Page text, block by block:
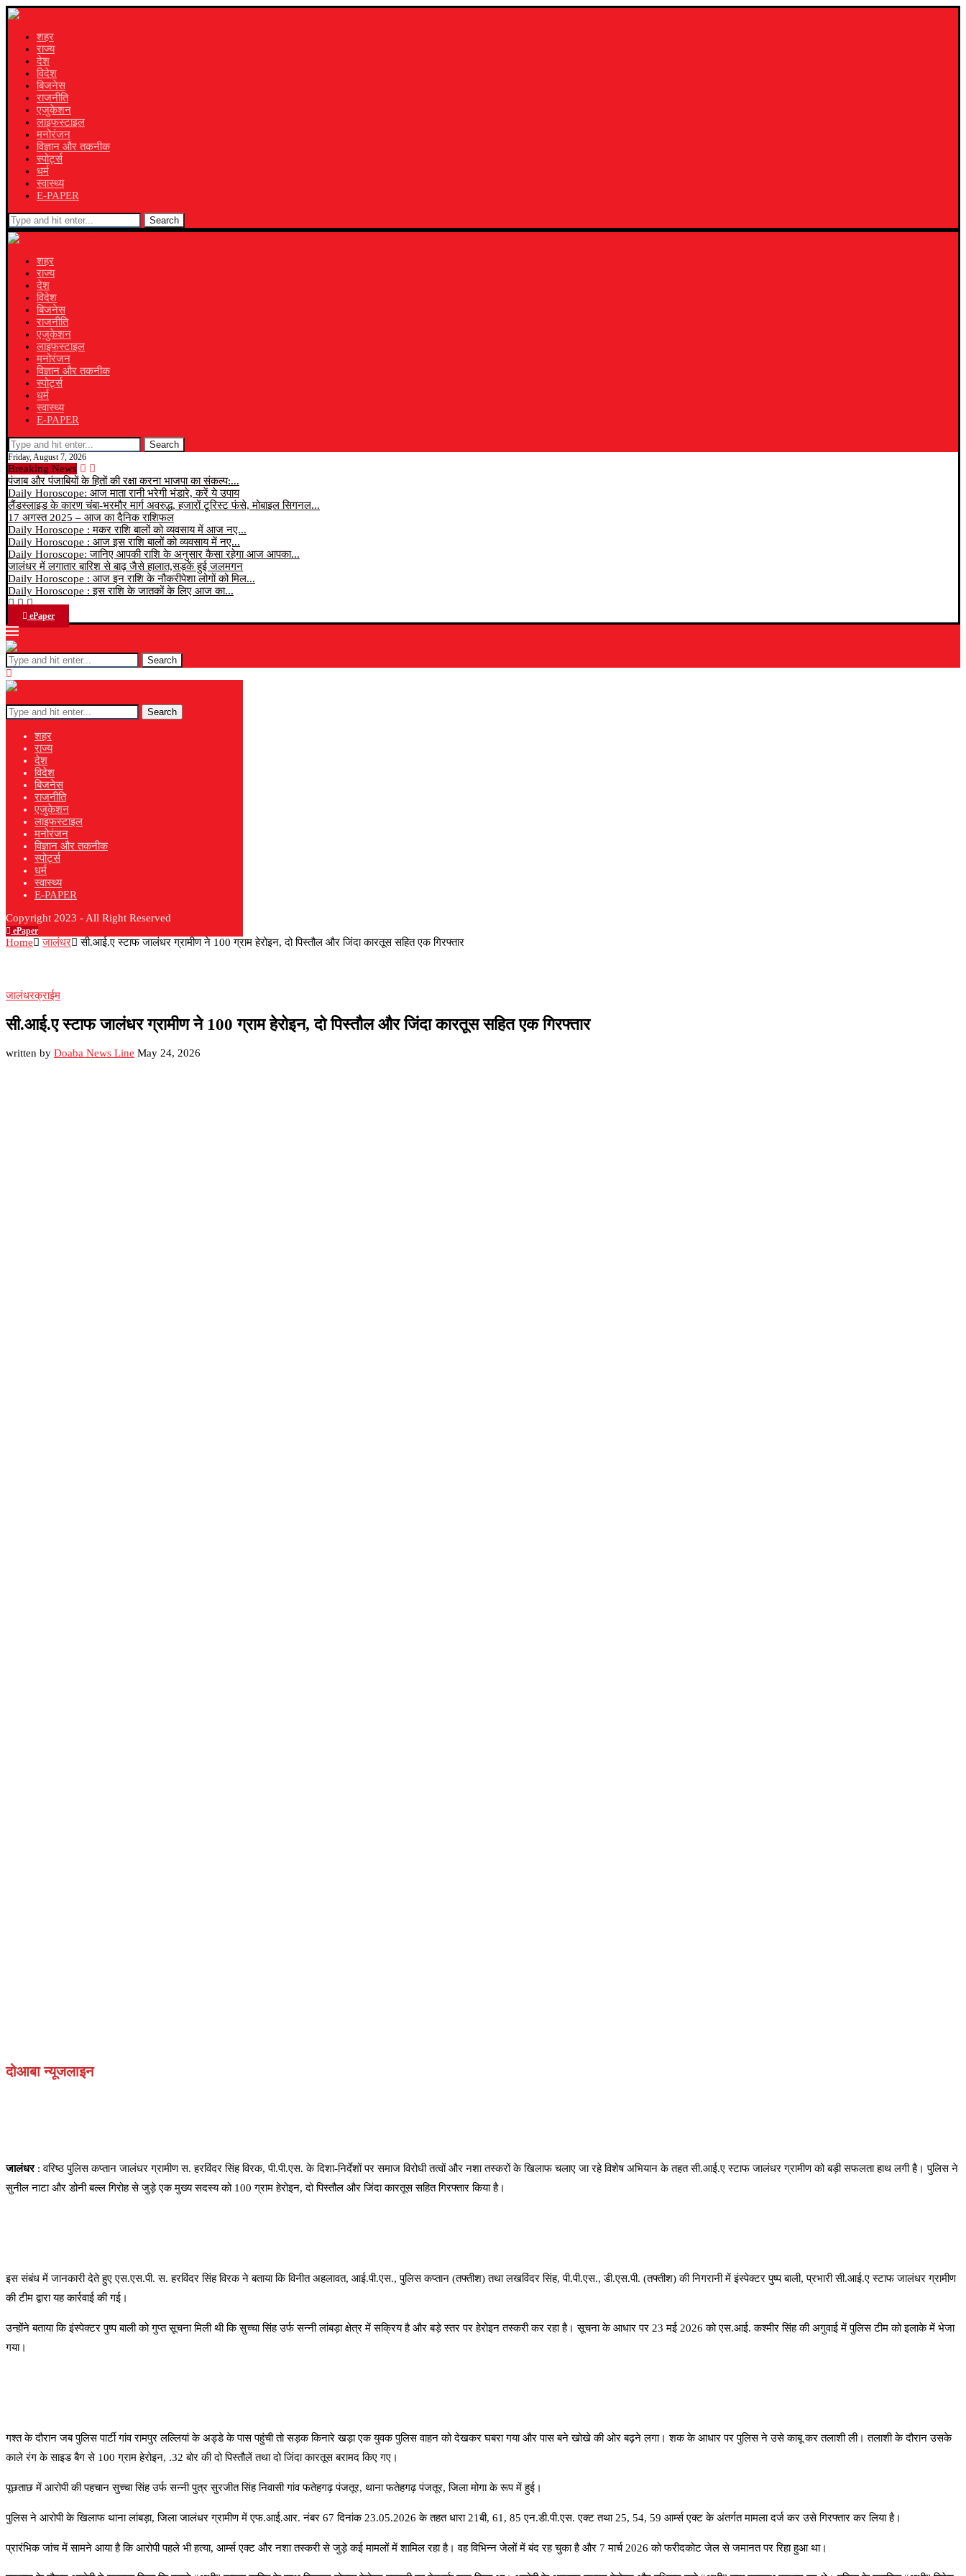
शहर
राज्य
देश
विदेश
बिजनेस
राजनीति
एजुकेशन
लाइफस्टाइल
मनोरंजन
विज्ञान और तकनीक
स्पोर्ट्स
धर्म
स्वास्थ्य
E-PAPER
Search
शहर
राज्य
देश
विदेश
बिजनेस
राजनीति
एजुकेशन
लाइफस्टाइल
मनोरंजन
विज्ञान और तकनीक
स्पोर्ट्स
धर्म
स्वास्थ्य
E-PAPER
Search
Friday, August 7, 2026
Breaking News
पंजाब और पंजाबियों के हितों की रक्षा करना भाजपा का संकल्प:...
Daily Horoscope: आज माता रानी भरेगी भंडारे, करें ये उपाय
लैंडस्लाइड के कारण चंबा-भरमौर मार्ग अवरुद्ध, हजारों टूरिस्ट फंसे, मोबाइल सिगनल...
17 अगस्त 2025 – आज का दैनिक राशिफल
Daily Horoscope : मकर राशि बालों को व्यवसाय में आज नए...
Daily Horoscope : आज इस राशि बालों को व्यवसाय में नए...
Daily Horoscope: जानिए आपकी राशि के अनुसार कैसा रहेगा आज आपका...
जालंधर में लगातार बारिश से बाढ़ जैसे हालात,सड़कें हुई जलमगन
Daily Horoscope : आज इन राशि के नौकरीपेशा लोगों को मिल...
Daily Horoscope : इस राशि के जातकों के लिए आज का...
ePaper
Search
Search
शहर
राज्य
देश
विदेश
बिजनेस
राजनीति
एजुकेशन
लाइफस्टाइल
मनोरंजन
विज्ञान और तकनीक
स्पोर्ट्स
धर्म
स्वास्थ्य
E-PAPER
Copyright 2023 - All Right Reserved
ePaper
Home जालंधर सी.आई.ए स्टाफ जालंधर ग्रामीण ने 100 ग्राम हेरोइन, दो पिस्तौल और जिंदा कारतूस सहित एक गिरफ्तार
जालंधरक्राईम
सी.आई.ए स्टाफ जालंधर ग्रामीण ने 100 ग्राम हेरोइन, दो पिस्तौल और जिंदा कारतूस सहित एक गिरफ्तार
written by Doaba News Line May 24, 2026
दोआबा न्यूजलाइन
जालंधर: वरिष्ठ पुलिस कप्तान जालंधर ग्रामीण स. हरविंदर सिंह विरक, पी.पी.एस. के दिशा-निर्देशों पर समाज विरोधी तत्वों और नशा तस्करों के खिलाफ चलाए जा रहे विशेष अभियान के तहत सी.आई.ए स्टाफ जालंधर ग्रामीण को बड़ी सफलता हाथ लगी है। पुलिस ने
सुनील नाटा और डोनी बल्ल गिरोह से जुड़े एक मुख्य सदस्य को 100 ग्राम हेरोइन, दो पिस्तौल और जिंदा कारतूस सहित गिरफ्तार किया है।
इस संबंध में जानकारी देते हुए एस.एस.पी. स. हरविंदर सिंह विरक ने बताया कि विनीत अहलावत, आई.पी.एस., पुलिस कप्तान (तफ्तीश) तथा लखविंदर सिंह, पी.पी.एस., डी.एस.पी. (तफ्तीश) की निगरानी में इंस्पेक्टर पुष्प बाली, प्रभारी सी.आई.ए स्टाफ जालंधर ग्रामीण
की टीम द्वारा यह कार्रवाई की गई।
उन्होंने बताया कि इंस्पेक्टर पुष्प बाली को गुप्त सूचना मिली थी कि सुच्चा सिंह उर्फ सन्नी लांबड़ा क्षेत्र में सक्रिय है और बड़े स्तर पर हेरोइन तस्करी कर रहा है। सूचना के आधार पर 23 मई 2026 को एस.आई. कश्मीर सिंह की अगुवाई में पुलिस टीम को इलाके में भेजा
गया।
गश्त के दौरान जब पुलिस पार्टी गांव रामपुर लल्लियां के अड्डे के पास पहुंची तो सड़क किनारे खड़ा एक युवक पुलिस वाहन को देखकर घबरा गया और पास बने खोखे की ओर बढ़ने लगा। शक के आधार पर पुलिस ने उसे काबू कर तलाशी ली। तलाशी के दौरान उसके
काले रंग के साइड बैग से 100 ग्राम हेरोइन, .32 बोर की दो पिस्तौलें तथा दो जिंदा कारतूस बरामद किए गए।
पूछताछ में आरोपी की पहचान सुच्चा सिंह उर्फ सन्नी पुत्र सुरजीत सिंह निवासी गांव फतेहगढ़ पंजतूर, थाना फतेहगढ़ पंजतूर, जिला मोगा के रूप में हुई।
पुलिस ने आरोपी के खिलाफ थाना लांबड़ा, जिला जालंधर ग्रामीण में एफ.आई.आर. नंबर 67 दिनांक 23.05.2026 के तहत धारा 21बी, 61, 85 एन.डी.पी.एस. एक्ट तथा 25, 54, 59 आर्म्स एक्ट के अंतर्गत मामला दर्ज कर उसे गिरफ्तार कर लिया है।
प्रारंभिक जांच में सामने आया है कि आरोपी पहले भी हत्या, आर्म्स एक्ट और नशा तस्करी से जुड़े कई मामलों में शामिल रहा है। वह विभिन्न जेलों में बंद रह चुका है और 7 मार्च 2026 को फरीदकोट जेल से जमानत पर रिहा हुआ था।